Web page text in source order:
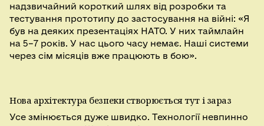
надзвичайний короткий шлях від розробки та
тестування прототипу до застосування на війні: «Я
був на деяких презентаціях НАТО. У них таймлайн
на 5–7 років. У нас цього часу немає. Наші системи
через сім місяців вже працюють в бою».
Нова архітектура безпеки створюється тут і зараз
Усе змінюється дуже швидко. Технології невпинно